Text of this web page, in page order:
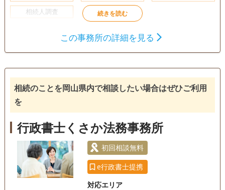
相続人調査
訪問可 土日相談可 初回相談無料
18時以降相談可 オンライン面談可 事務所面談可
この事務所の詳細を見る
相続のことを岡山県内で相談したい場合はぜひご利用
を
行政書士くさか法務事務所
初回相談無料
e行政書士提携
対応エリア